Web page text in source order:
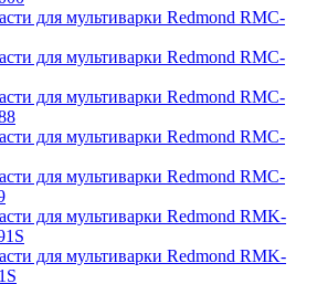
для мультиварки Redmond RMC-
для мультиварки Redmond RMC-
для мультиварки Redmond RMC-
для мультиварки Redmond RMC-
для мультиварки Redmond RMC-
для мультиварки Redmond RMK-
для мультиварки Redmond RMK-